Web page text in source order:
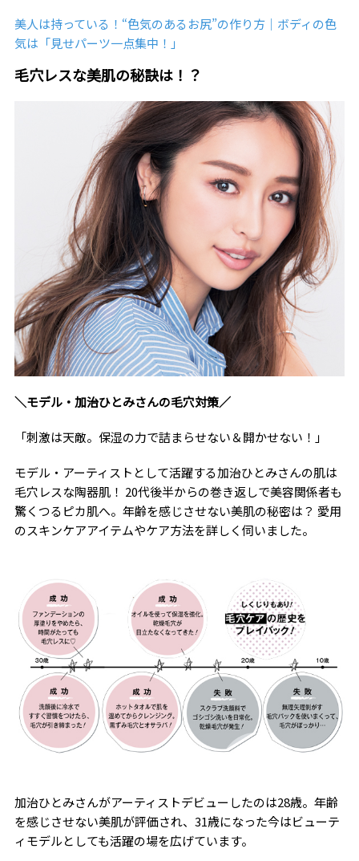
美人は持っている！“色気のあるお尻”の作り方｜ボディの色
気は「見せパーツ一点集中！」
毛穴レスな美肌の秘訣は！？
＼モデル・加治ひとみさんの毛穴対策／
「刺激は天敵。保湿の力で詰まらせない＆開かせない！」
モデル・アーティストとして活躍する加治ひとみさんの肌は
毛穴レスな陶器肌！ 20代後半からの巻き返しで美容関係者も
驚くつるピカ肌へ。年齢を感じさせない美肌の秘密は？ 愛用
のスキンケアアイテムやケア方法を詳しく伺いました。
加治ひとみさんがアーティストデビューしたのは28歳。年齢
を感じさせない美肌が評価され、31歳になった今はビューテ
ィモデルとしても活躍の場を広げています。